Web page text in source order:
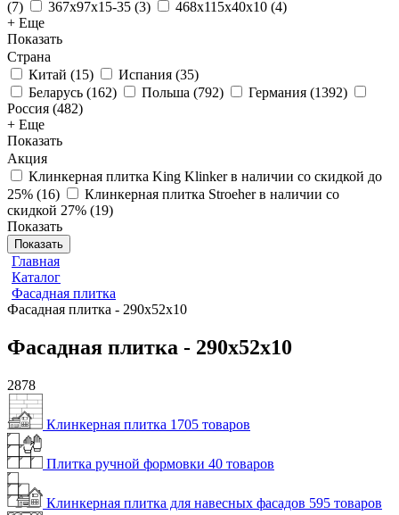
(7) 367x97x15-35 (3) 468x115x40x10 (4)
+ Еще
Показать
Страна
Китай (15) Испания (35)
Беларусь (162) Польша (792) Германия (1392)
Россия (482)
+ Еще
Показать
Акция
Клинкерная плитка King Klinker в наличии со скидкой до
25% (16)
Клинкерная плитка Stroeher в наличии со
скидкой 27% (19)
Показать
Показать
Главная
Каталог
Фасадная плитка
Фасадная плитка - 290х52х10
Фасадная плитка - 290х52х10
2878
Клинкерная плитка 1705 товаров
Плитка ручной формовки 40 товаров
Клинкерная плитка для навесных фасадов 595 товаров